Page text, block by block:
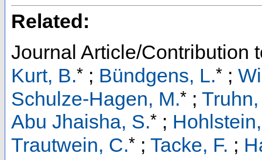
Related:
Journal Article/Contribution
Kurt, B.* ; Bündgens, L.* ;
Schulze-Hagen, M.* ;
Abu Jhaisha, S.* ;
Trautwein, C.* ; Tacke, F. ;